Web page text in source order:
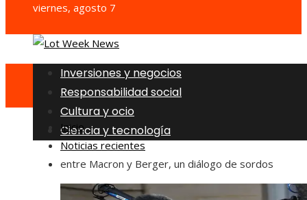
viernes, agosto 7
Inversiones y negocios
Responsabilidad social
Cultura y ocio
Ciencia y tecnología
Inicio
Noticias recientes
entre Macron y Berger, un diálogo de sordos